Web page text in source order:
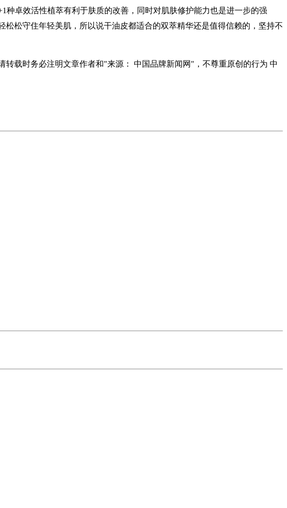
卓效活性植萃有利于肤质的改善，同时对肌肤修护能力也是进一步的强
松守住年轻美肌，所以说干油皮都适合的双萃精华还是值得信赖的，坚持不
载时务必注明文章作者和"来源： 中国品牌新闻网"，不尊重原创的行为 中